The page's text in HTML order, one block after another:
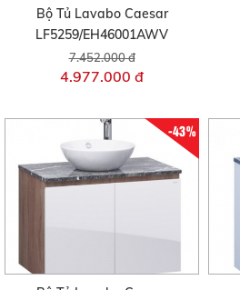
Bộ Tủ Lavabo Caesar
LF5259/EH46001AWV
7.452.000 đ
4.977.000 đ
-43%